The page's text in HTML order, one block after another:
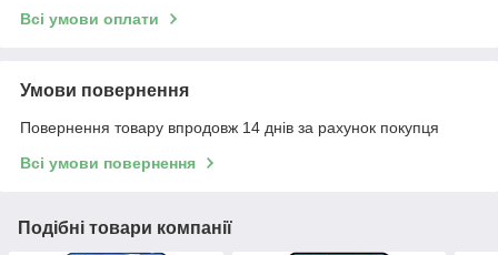
Всі умови оплати
Умови повернення
Повернення товару впродовж 14 днів за рахунок покупця
Всі умови повернення
Подібні товари компанії